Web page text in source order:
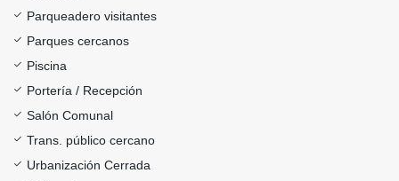
Parqueadero visitantes
Parques cercanos
Piscina
Portería / Recepción
Salón Comunal
Trans. público cercano
Urbanización Cerrada